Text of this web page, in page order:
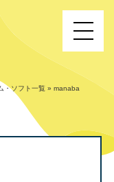
・ソフト一覧 » manaba